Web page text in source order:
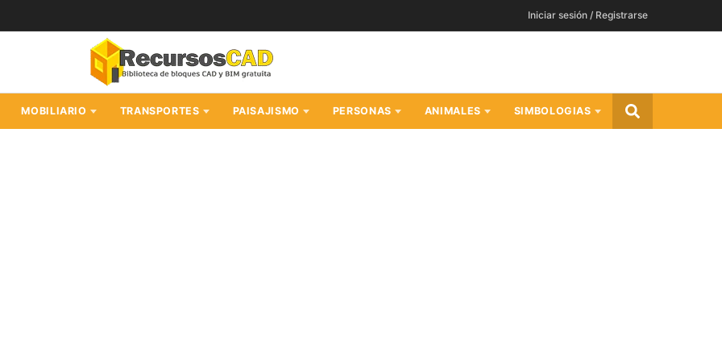
Iniciar sesión / Registrarse
MOBILIARIO TRANSPORTES PAISAJISMO PERSONAS ANIMALES SIMBOLOGIAS